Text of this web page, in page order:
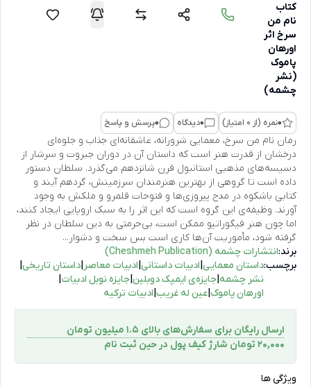
کتاب
نام من
سرخ اثر
اورهان
پاموک
(نشر
چشمه)
0نمره (از 0 امتیاز) 0دیدگاه 0پرسش و پاسخ
رمان نام من سرخ، معمایی شرورانه، عاشقانه‌ای جذاب و جلوه‌ای
درخشان از قدرت هنر است که داستان آن در دوران جبروت و سرشار از
دسیسه‌های مذهبی استانبول قرن شانزدهم می‌گذرد. سلطان دستور
داده است تا گروهی از بهترین هنرمندان سرزمینش، گرد‌هم آیند و
کتابی باشکوه در مدح پیروزی‌ها و فتوحات قلمرو و ملکش به وجود
آورند. وظیفه‌ی این گروه است که این اثر را به سبک اروپایی ایجاد کنند،
اما چون هنر فیگوراتیو ممکن است، بی‌حرمتی به دین سلطان در نظر
گرفته شود، مأموریت آن‌ها کاری است بس سخت و دشوار...
برند:انتشارات چشمه (Cheshmeh Publication)
برچسب:داستان معمایی ادبیات داستانی ادبیات معاصر داستان تاریخی
نشر چشمه جایزه‌ی ایمپک دوبلین جایزه نوبل ادبیات
اورهان پاموک عین له غریب ادبیات ترکیه
ارسال رایگان برای سفارش‌های بالای 1.5 میلیون تومان
۲۰,۰۰۰ تومان شارژ کیف پول در حین ثبت ‌نام
ویژگی ها